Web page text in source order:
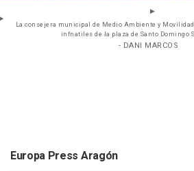
La consejera municipal de Medio Ambiente y
infnatiles de la plaza de Santo Domingo
- DANI MARCOS
Europa Press Aragón